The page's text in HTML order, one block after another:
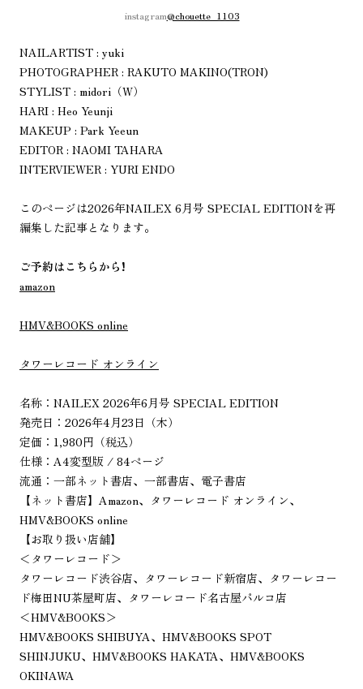
instagram@chouette_1103
NAILARTIST : yuki
PHOTOGRAPHER : RAKUTO MAKINO(TRON)
STYLIST : midori（W）
HARI : Heo Yeunji
MAKEUP : Park Yeeun
EDITOR : NAOMI TAHARA
INTERVIEWER : YURI ENDO
このページは2026年NAILEX 6月号 SPECIAL EDITIONを再
編集した記事となります。
ご予約はこちらから!
amazon
HMV&BOOKS online
タワーレコード オンライン
名称：NAILEX 2026年6月号 SPECIAL EDITION
発売日：2026年4月23日（木）
定価：1,980円（税込）
仕様：A4変型版 / 84ページ
流通：一部ネット書店、一部書店、電子書店
【ネット書店】Amazon、タワーレコード オンライン、
HMV&BOOKS online
【お取り扱い店舗】
＜タワーレコード＞
タワーレコード渋谷店、タワーレコード新宿店、タワーレコー
ド梅田NU茶屋町店、タワーレコード名古屋パルコ店
＜HMV&BOOKS＞
HMV&BOOKS SHIBUYA、HMV&BOOKS SPOT
SHINJUKU、HMV&BOOKS HAKATA、HMV&BOOKS
OKINAWA